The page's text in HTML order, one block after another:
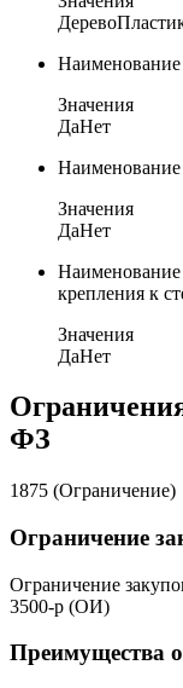
Дерево
Наименование
Значения
ДаНет
Наименование
Значения
ДаНет
Наименование
крепления к
Значения
ДаНет
ФЗ
1875 (Ограничение)
Ограничение
Ограничение
3500-р (ОИ)
Преимущества